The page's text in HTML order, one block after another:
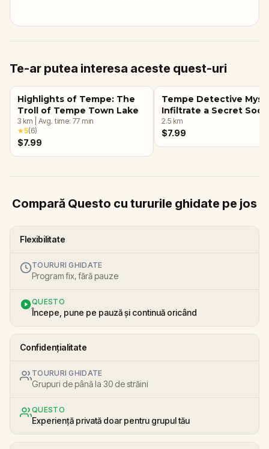
Te-ar putea interesa aceste quest-uri
Highlights of Tempe: The
Troll of Tempe Town Lake
3 km Avg. time: 77 min
★5(6)
$7.99
Tempe Detective
Infiltrate a Secret
2.5 km
$7.99
Compară Questo cu tururile ghidate pe jos
Flexibilitate
TOURURI GHIDATE
Program fix, fără pauze
QUESTO
Începe, pune pe pauză și continuă oricând
Confidențialitate
TOURURI GHIDATE
Grupuri de până la 30 de străini
QUESTO
Experiență privată doar pentru grupul tău